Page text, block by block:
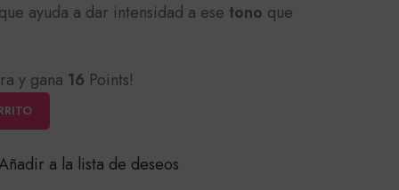
ayuda a dar intensidad a ese tono que
y gana 16 Points!
a la lista de deseos